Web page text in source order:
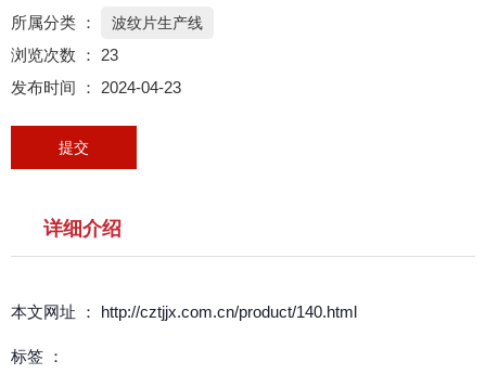
所属分类 ： 波纹片生产线
浏览次数 ： 23
发布时间 ： 2024-04-23
提交
详细介绍
本文网址 ： http://cztjjx.com.cn/product/140.html
标签 ：